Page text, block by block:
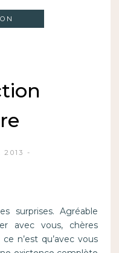
2013
surprises. Agréable
avec vous, chères
n’est qu’avec vous